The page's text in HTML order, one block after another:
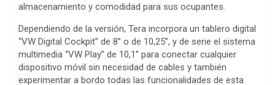
almacenamiento y comodidad para sus ocupantes.
Dependiendo de la versión, Tera incorpora un tablero digital
“VW Digital Cockpit” de 8” o de 10,25”, y de serie el sistema
multimedia “VW Play” de 10,1” para conectar cualquier
dispositivo móvil sin necesidad de cables y también
experimentar a bordo todas las funcionalidades de esta